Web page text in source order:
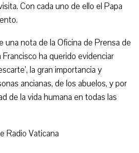
Con cada uno de ello el Papa
una nota de la Oficina de Prensa de
ha querido evidenciar
la gran importancia y
ancianas, de los abuelos, y por
de la vida humana en todas las
Radio Vaticana